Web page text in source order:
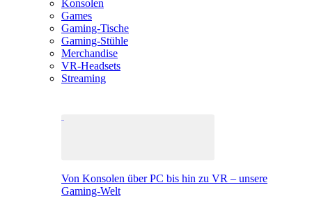
Konsolen
Games
Gaming-Tische
Gaming-Stühle
Merchandise
VR-Headsets
Streaming
Von Konsolen über PC bis hin zu VR – unsere
Gaming-Welt